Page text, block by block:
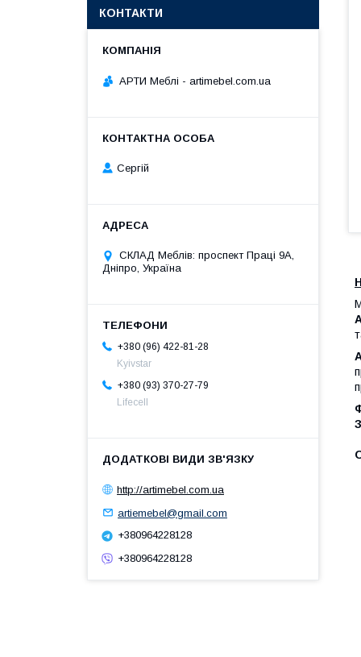
КОНТАКТИ
АРТИ Меблі - artimebel.com.ua
Сергій
СКЛАД Меблів: проспект Праці 9А,
Дніпро, Україна
+380 (96) 422-81-28
Kyivstar
+380 (93) 370-27-79
Lifecell
http://artimebel.com.ua
artiemebel@gmail.com
+380964228128
+380964228128